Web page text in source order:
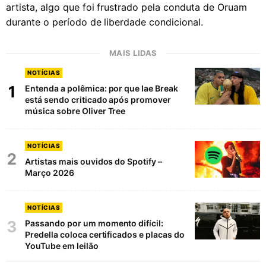
artista, algo que foi frustrado pela conduta de Oruam
durante o período de liberdade condicional.
MAIS LIDAS
1
NOTÍCIAS
Entenda a polêmica: por que Iae Break
está sendo criticado após promover
música sobre Oliver Tree
2
NOTÍCIAS
Artistas mais ouvidos do Spotify –
Março 2026
3
NOTÍCIAS
Passando por um momento difícil:
Predella coloca certificados e placas do
YouTube em leilão